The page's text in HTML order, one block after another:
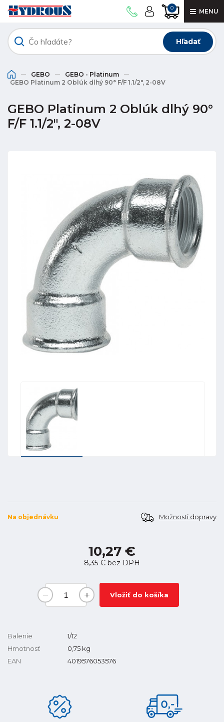
0 MENU
Hľadať
GEBO
GEBO - Platinum
GEBO Platinum 2 Oblúk dlhý 90° F/F 1.1/2", 2-08V
GEBO Platinum 2 Oblúk dlhý 90°
F/F 1.1/2", 2-08V
Na objednávku Možnosti dopravy
10,27 €
8,35 € bez DPH
Vložiť do košíka
Balenie
1/12
Hmotnosť
0,75 kg
EAN
4019576053576